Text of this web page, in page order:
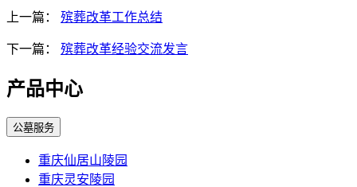
上一篇： 殡葬改革工作总结
下一篇： 殡葬改革经验交流发言
产品中心
公墓服务
重庆仙居山陵园
重庆灵安陵园